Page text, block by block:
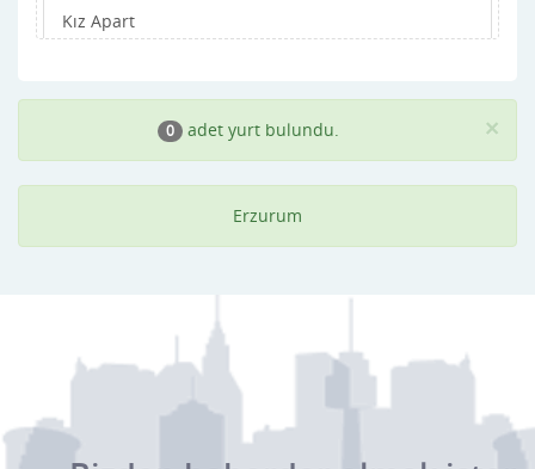
Pazaryolu
Kız Apart
Kız Pansiyonları ×
0 adet yurt bulundu.
Erzurum